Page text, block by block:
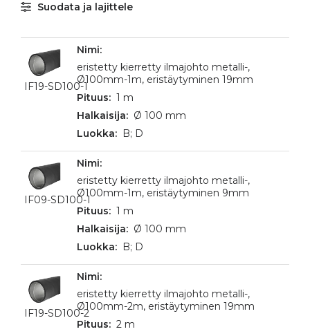
Suodata ja lajittele
IF19-SD100-1
eristetty kierretty ilmajohto metalli-,
Ø100mm-1m, eristäytyminen 19mm
1 m
Ø 100 mm
B; D
IF09-SD100-1
eristetty kierretty ilmajohto metalli-,
Ø100mm-1m, eristäytyminen 9mm
1 m
Ø 100 mm
B; D
IF19-SD100-2
eristetty kierretty ilmajohto metalli-,
Ø100mm-2m, eristäytyminen 19mm
2 m